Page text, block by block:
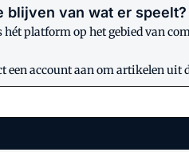
blijven van wat er speelt?
hét platform op het gebied van
een account aan om artikelen uit